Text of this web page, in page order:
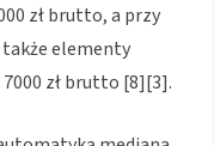
zł brutto, a przy
elementy
zł brutto [8][3].